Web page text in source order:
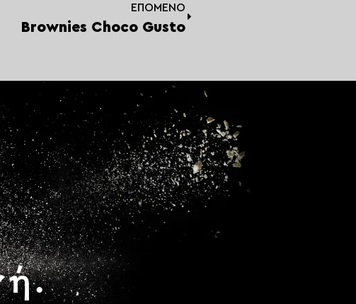
ΕΠΌΜΕΝΟ
Brownies Choco Gusto